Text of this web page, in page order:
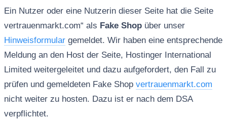
Ein Nutzer oder eine Nutzerin dieser Seite hat die Seite
vertrauenmarkt.com“ als Fake Shopüber unser
Hinweisformulargemeldet. Wir haben eine entsprechende
Meldung an den Host der Seite, Hostinger International
Limited weitergeleitet und dazu aufgefordert, den Fall zu
prüfen und gemeldeten Fake Shop vertrauenmarkt.com
nicht weiter zu hosten. Dazu ist er nach dem DSA
verpflichtet.